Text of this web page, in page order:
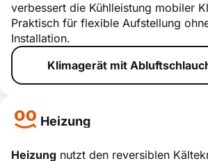
Abluftschla
uch
smart erklärt
verbessert die Kühlleistung mobiler
Praktisch für flexible Aufstellung
Installation.
Klimagerät mit
Heizung
Heizung nutzt den reversiblen